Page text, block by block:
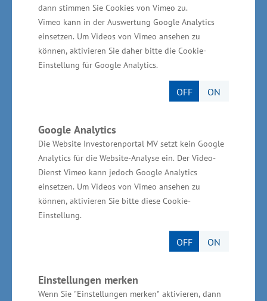
dann stimmen Sie Cookies von Vimeo zu.
Vimeo kann in der Auswertung Google Analytics
einsetzen. Um Videos von Vimeo ansehen zu
können, aktivieren Sie daher bitte die Cookie-
Einstellung für Google Analytics.
OFF ON
Google Analytics
Die Website Investorenportal MV setzt kein Google
Analytics für die Website-Analyse ein. Der Video-
Dienst Vimeo kann jedoch Google Analytics
einsetzen. Um Videos von Vimeo ansehen zu
können, aktivieren Sie bitte diese Cookie-
Einstellung.
OFF ON
Einstellungen merken
Wenn Sie "Einstellungen merken" aktivieren, dann
von ihnen sind sogar über 65 Jahre alt:
„Tatsache ist, dass in vielen Branchen aktueller
Fachkräftebedarf besteht, zusätzlich der
Ersatzbedarf durch die Übergänge in Rente. Es
gilt also die Fachkräftegewinnung zu
internationalisieren. Daher wird die Fachkräfte-
Unternehmen stehen, um notwendige
Rekrutierungsprozesse zum Erfolg zu bringen.“
„Die Integration von ausländischen Fach- und
Arbeitskräften kann einen Beitrag zur Stärkung
der regionalen Unternehmen leisten, die
Fachkräfte suchen - wie beispielsweise im
Nahrungsmittelhandwerk. Nach
abgeschlossenem Sprachkurs sollten sie
schnellstmöglich ihre Arbeit aufnehmen